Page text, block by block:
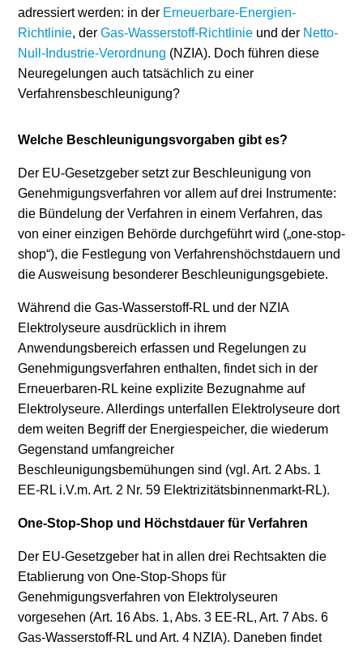
adressiert werden: in der Erneuerbare-Energien-
Richtlinie, der Gas-Wasserstoff-Richtlinie und der Netto-
Null-Industrie-Verordnung (NZIA). Doch führen diese
Neuregelungen auch tatsächlich zu einer
Verfahrensbeschleunigung?
Welche Beschleunigungsvorgaben gibt es?
Der EU-Gesetzgeber setzt zur Beschleunigung von
Genehmigungsverfahren vor allem auf drei Instrumente:
die Bündelung der Verfahren in einem Verfahren, das
von einer einzigen Behörde durchgeführt wird („one-stop-
shop“), die Festlegung von Verfahrenshöchstdauern und
die Ausweisung besonderer Beschleunigungsgebiete.
Während die Gas-Wasserstoff-RL und der NZIA
Elektrolyseure ausdrücklich in ihrem
Anwendungsbereich erfassen und Regelungen zu
Genehmigungsverfahren enthalten, findet sich in der
Erneuerbaren-RL keine explizite Bezugnahme auf
Elektrolyseure. Allerdings unterfallen Elektrolyseure dort
dem weiten Begriff der Energiespeicher, die wiederum
Gegenstand umfangreicher
Beschleunigungsbemühungen sind (vgl. Art. 2 Abs. 1
EE-RL i.V.m. Art. 2 Nr. 59 Elektrizitätsbinnenmarkt-RL).
One-Stop-Shop und Höchstdauer für Verfahren
Der EU-Gesetzgeber hat in allen drei Rechtsakten die
Etablierung von One-Stop-Shops für
Genehmigungsverfahren von Elektrolyseuren
vorgesehen (Art. 16 Abs. 1, Abs. 3 EE-RL, Art. 7 Abs. 6
Gas-Wasserstoff-RL und Art. 4 NZIA). Daneben findet